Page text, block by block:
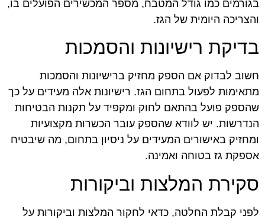
בגורמים כמו גודל המטבח, מספר המכשירים הפועלים בו,
והצריכה היומית של הגז.
בדיקת רישיונות והסמכות
חשוב לבדוק אם הספק מחזיק ברישיונות והסמכות
מתאימות לפעול בתחום הגז. רישיונות אלה מעידים על כך
שהספק פועל בהתאם לחוק ומקפיד על תקנות הבטיחות
הנדרשות. יש לוודא שהספק עובר הכשרות מקצועיות
ומחזיק באישורים המעידים על ניסיון בתחום, מה שיבטיח
אספקת גז בטוחה ואמינה.
סקירת המלצות וביקורות
לפני קבלת החלטה, כדאי לחקור המלצות וביקורות על